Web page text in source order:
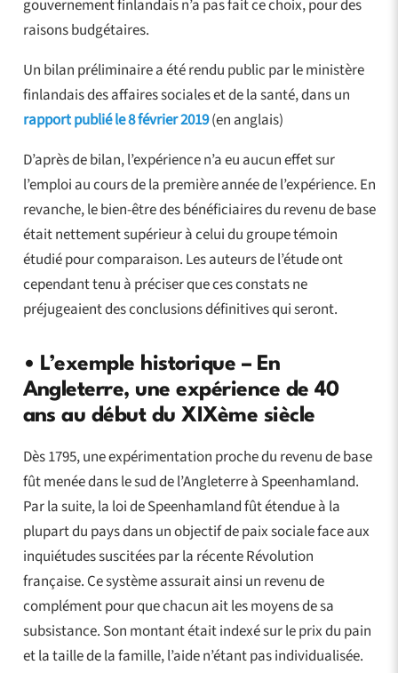
gouvernement finlandais n’a pas fait ce choix, pour des
raisons budgétaires.
Un bilan préliminaire a été rendu public par le ministère
finlandais des affaires sociales et de la santé, dans un
rapport publié le 8 février 2019(en anglais)
D’après de bilan, l’expérience n’a eu aucun effet sur
l’emploi au cours de la première année de l’expérience. En
revanche, le bien-être des bénéficiaires du revenu de base
était nettement supérieur à celui du groupe témoin
étudié pour comparaison. Les auteurs de l’étude ont
cependant tenu à préciser que ces constats ne
préjugeaient des conclusions définitives qui seront.
• L’exemple historique – En
Angleterre, une expérience de 40
ans au début du XIXème siècle
Dès 1795, une expérimentation proche du revenu de base
fût menée dans le sud de l’Angleterre à Speenhamland.
Par la suite, la loi de Speenhamland fût étendue à la
plupart du pays dans un objectif de paix sociale face aux
inquiétudes suscitées par la récente Révolution
française. Ce système assurait ainsi un revenu de
complément pour que chacun ait les moyens de sa
subsistance. Son montant était indexé sur le prix du pain
et la taille de la famille, l’aide n’étant pas individualisée.